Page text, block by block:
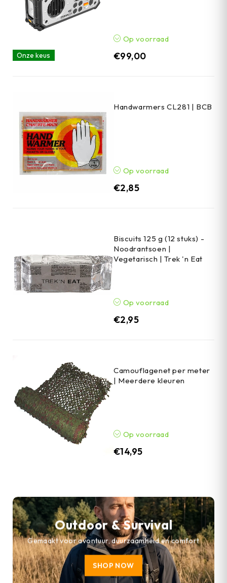
Onze keus
Op voorraad
€99,00
Handwarmers CL281 | BCB
Op voorraad
€2,85
Biscuits 125 g (12 stuks) -
Noodrantsoen |
Vegetarisch | Trek 'n Eat
Op voorraad
€2,95
Camouflagenet per meter
| Meerdere kleuren
Op voorraad
€14,95
Outdoor & Survival
Gemaakt voor avontuur, duurzaamheid en comfort
SHOP NOW